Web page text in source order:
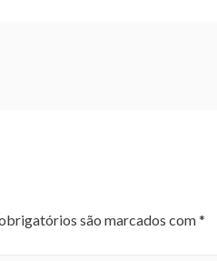
são marcados com*